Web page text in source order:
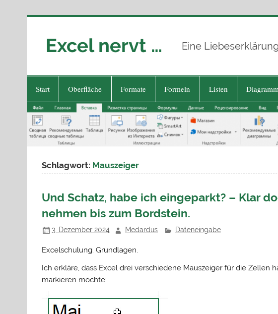
Excel nervt … Eine
Start Oberfläche Formate Formeln Listen
Schlagwort: Mauszeiger
Und Schatz, habe ich eingeparkt? – Klar
nehmen bis zum Bordstein.
3. Dezember 2024 Medardus Dateneingabe
Excelschulung. Grundlagen.
Ich erkläre, dass Excel drei verschiedene Mauszeiger für die Zellen
markieren möchte: